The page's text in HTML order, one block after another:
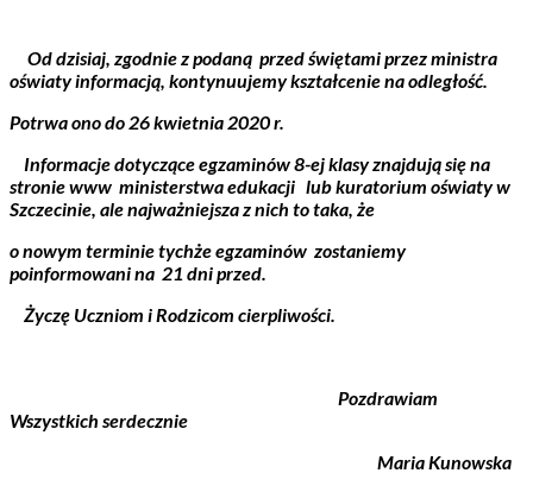
Od dzisiaj, zgodnie z podaną przed świętami przez ministra
oświaty informacją, kontynuujemy kształcenie na odległość.
Potrwa ono do 26 kwietnia 2020 r.
Informacje dotyczące egzaminów 8-ej klasy znajdują się na
stronie www ministerstwa edukacji lub kuratorium oświaty w
Szczecinie, ale najważniejsza z nich to taka, że
o nowym terminie tychże egzaminów zostaniemy
poinformowani na 21 dni przed.
Życzę Uczniom i Rodzicom cierpliwości.
Pozdrawiam
Wszystkich serdecznie
Maria Kunowska